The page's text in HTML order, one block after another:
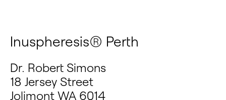
Inuspheresis® Perth
Dr. Robert Simons
18 Jersey Street
Jolimont WA 6014